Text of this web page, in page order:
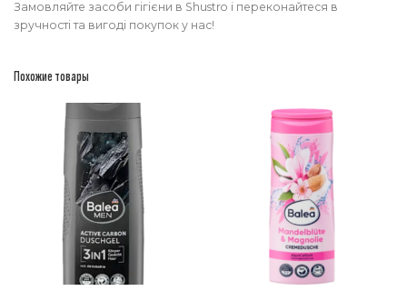
Замовляйте засоби гігієни в Shustro і переконайтеся в
зручності та вигоді покупок у нас!
Похожие товары